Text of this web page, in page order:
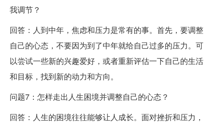
我调节？
回答：人到中年，焦虑和压力是常有的事。首先，要调整
自己的心态，不要因为到了中年就给自己过多的压力。可
以尝试一些新的兴趣爱好，或者重新评估一下自己的生活
和目标，找到新的动力和方向。
问题7：怎样走出人生困境并调整自己的心态？
回答：人生的困境往往能够让人成长。面对挫折和压力，